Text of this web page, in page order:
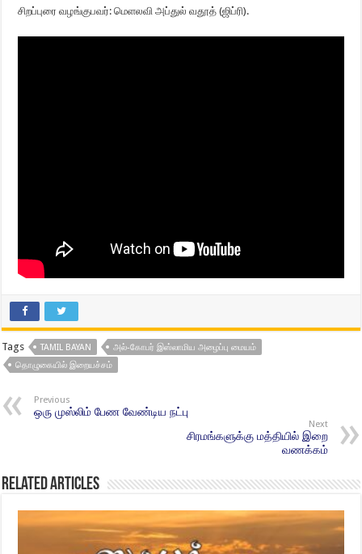
சிறப்புரை வழங்குபவர்: மெளலவி அப்துல் வதூத் (ஜிப்ரி).
Tags TAMIL BAYAN
அல்-கோபர் இஸ்லாமிய அழைப்பு மையம்
தொழுகையில் இறையச்சம்
Previous
ஒரு முஸ்லிம் பேண வேண்டிய நட்பு
Next
சிரமங்களுக்கு மத்தியில் இறை
வணக்கம்
Related Articles